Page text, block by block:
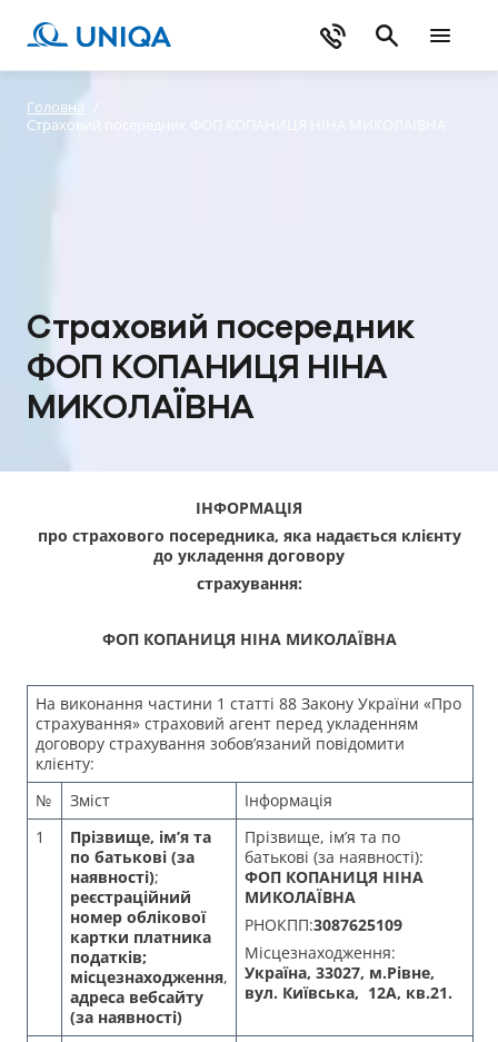
Головна
Страховий посередник ФОП КОПАНИЦЯ НІНА МИКОЛАЇВНА
Страховий посередник
ФОП КОПАНИЦЯ НІНА
МИКОЛАЇВНА
ІНФОРМАЦІЯ
про страхового посередника, яка надається клієнту
до укладення договору
страхування:
ФОП КОПАНИЦЯ НІНА МИКОЛАЇВНА
На виконання частини 1 статті 88 Закону України «Про
страхування» страховий агент перед укладенням
договору страхування зобов’язаний повідомити
клієнту:
№
Зміст
Інформація
1
Прізвище, ім’я та
по батькові (за
наявності);
реєстраційний
номер облікової
картки платника
податків;
місцезнаходження,
адреса вебсайту
(за наявності)
Прізвище, ім’я та по
батькові (за наявності):
ФОП КОПАНИЦЯ НІНА
МИКОЛАЇВНА
РНОКПП:3087625109
Місцезнаходження:
Україна, 33027, м.Рівне,
вул. Київська, 12А, кв.21.